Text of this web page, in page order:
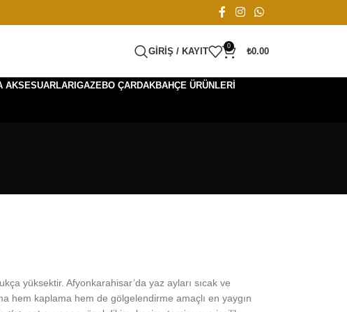
GIRIŞ / KAYIT
0
₺0.00
AKSESUARLARIGAZEBO ÇARDAKBAHÇE ÜRÜNLERI
yüksektir. Afyonkarahisar’da yaz ayları sıcak ve
hem kaplama hem de gölgelendirme amaçlı en yaygın